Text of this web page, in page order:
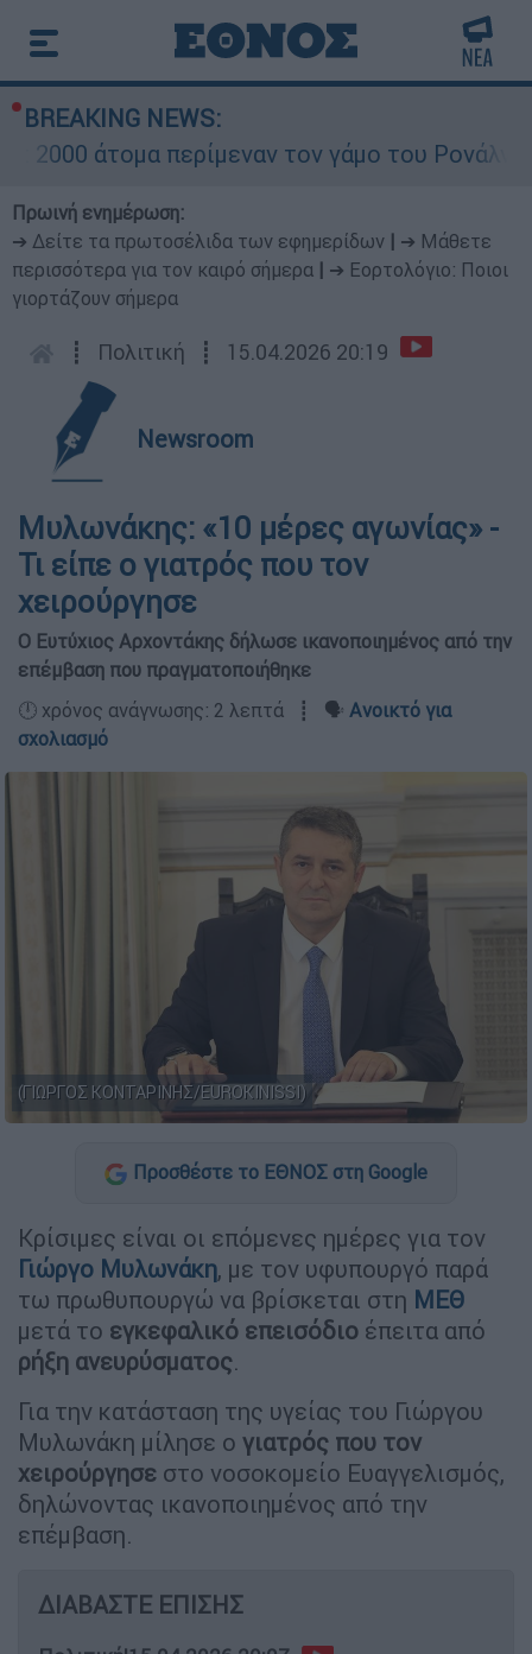
BREAKING NEWS:
άτομα περίμεναν τον γάμο του Ρονάλντο
Πρωινή ενημέρωση:
➔ Δείτε τα πρωτοσέλιδα των εφημερίδων
➔ Μάθετε
περισσότερα για τον καιρό σήμερα
➔ Εορτολόγιο: Ποιοι
γιορτάζουν σήμερα
┋ Πολιτική ┋ 15.04.2026 20:19
Newsroom
Μυλωνάκης: «10 μέρες αγωνίας» -
Τι είπε ο γιατρός που τον
χειρούργησε
Ο Ευτύχιος Αρχοντάκης δήλωσε ικανοποιημένος από την
επέμβαση που πραγματοποιήθηκε
🕛 χρόνος ανάγνωσης: 2 λεπτά ┋ 🗣️ Ανοικτό για
σχολιασμό
(ΓΙΩΡΓΟΣ ΚΟΝΤΑΡΙΝΗΣ/EUROKINISSI)
Προσθέστε το ΕΘΝΟΣ στη Google
Κρίσιμες είναι οι επόμενες ημέρες για τον
Γιώργο Μυλωνάκη, με τον υφυπουργό παρά
τω πρωθυπουργώ να βρίσκεται στη ΜΕΘ
μετά το εγκεφαλικό επεισόδιο έπειτα από
ρήξη ανευρύσματος.
Για την κατάσταση της υγείας του Γιώργου
Μυλωνάκη μίλησε ο γιατρός που τον
χειρούργησε στο νοσοκομείο Ευαγγελισμός,
δηλώνοντας ικανοποιημένος από την
επέμβαση.
ΔΙΑΒΑΣΤΕ ΕΠΙΣΗΣ